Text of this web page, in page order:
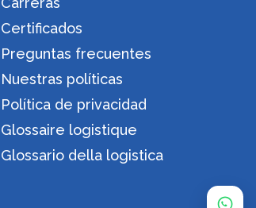
Certificados
Preguntas frecuentes
Nuestras políticas
Política de privacidad
Glossaire logistique
Glossario della logistica